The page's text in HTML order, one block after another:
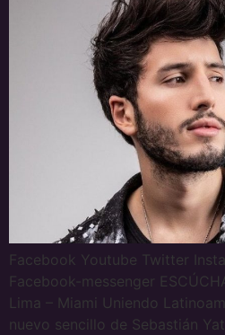
Facebook Youtube Twitter
Facebook-messenger
Lima – Miami Uniendo
nuevo sencillo de Sebastián